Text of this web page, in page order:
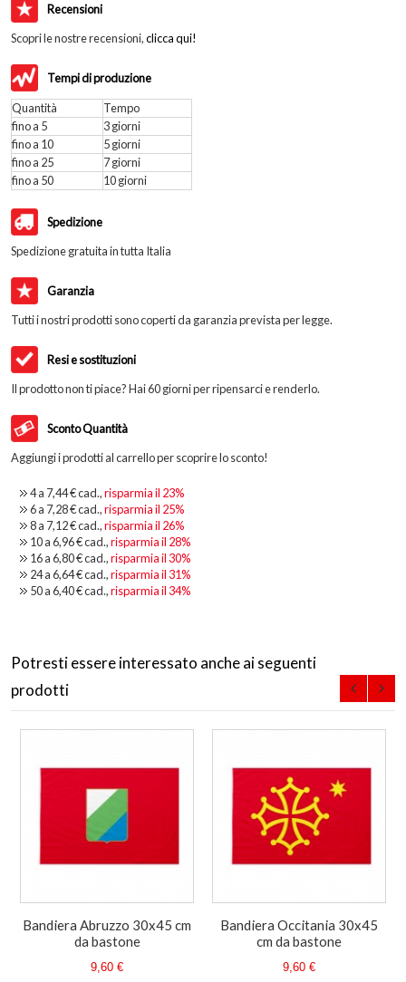
Recensioni
Scopri le nostre recensioni,clicca qui!
Tempi di produzione
Quantità
Tempo
fino a 5
3 giorni
fino a 10
5 giorni
fino a 25
7 giorni
fino a 50
10 giorni
Spedizione
Spedizione gratuita in tutta Italia
Garanzia
Tutti i nostri prodotti sono coperti da garanzia prevista per legge.
Resi e sostituzioni
Il prodotto non ti piace? Hai 60 giorni per ripensarci e renderlo.
Sconto Quantità
Aggiungi i prodotti al carrello per scoprire lo sconto!
4 a 7,44 €cad.,risparmia il 23%
6 a 7,28 €cad.,risparmia il 25%
8 a 7,12 €cad.,risparmia il 26%
10 a6,96 €cad.,risparmia il 28%
16 a6,80 €cad.,risparmia il 30%
24 a6,64 €cad.,risparmia il 31%
50 a6,40 €cad.,risparmia il 34%
Potresti essere interessato anche ai seguenti
prodotti
Bandiera Abruzzo 30x45 cm
da bastone
9,60 €
Bandiera Occitania 30x45
cm da bastone
9,60 €